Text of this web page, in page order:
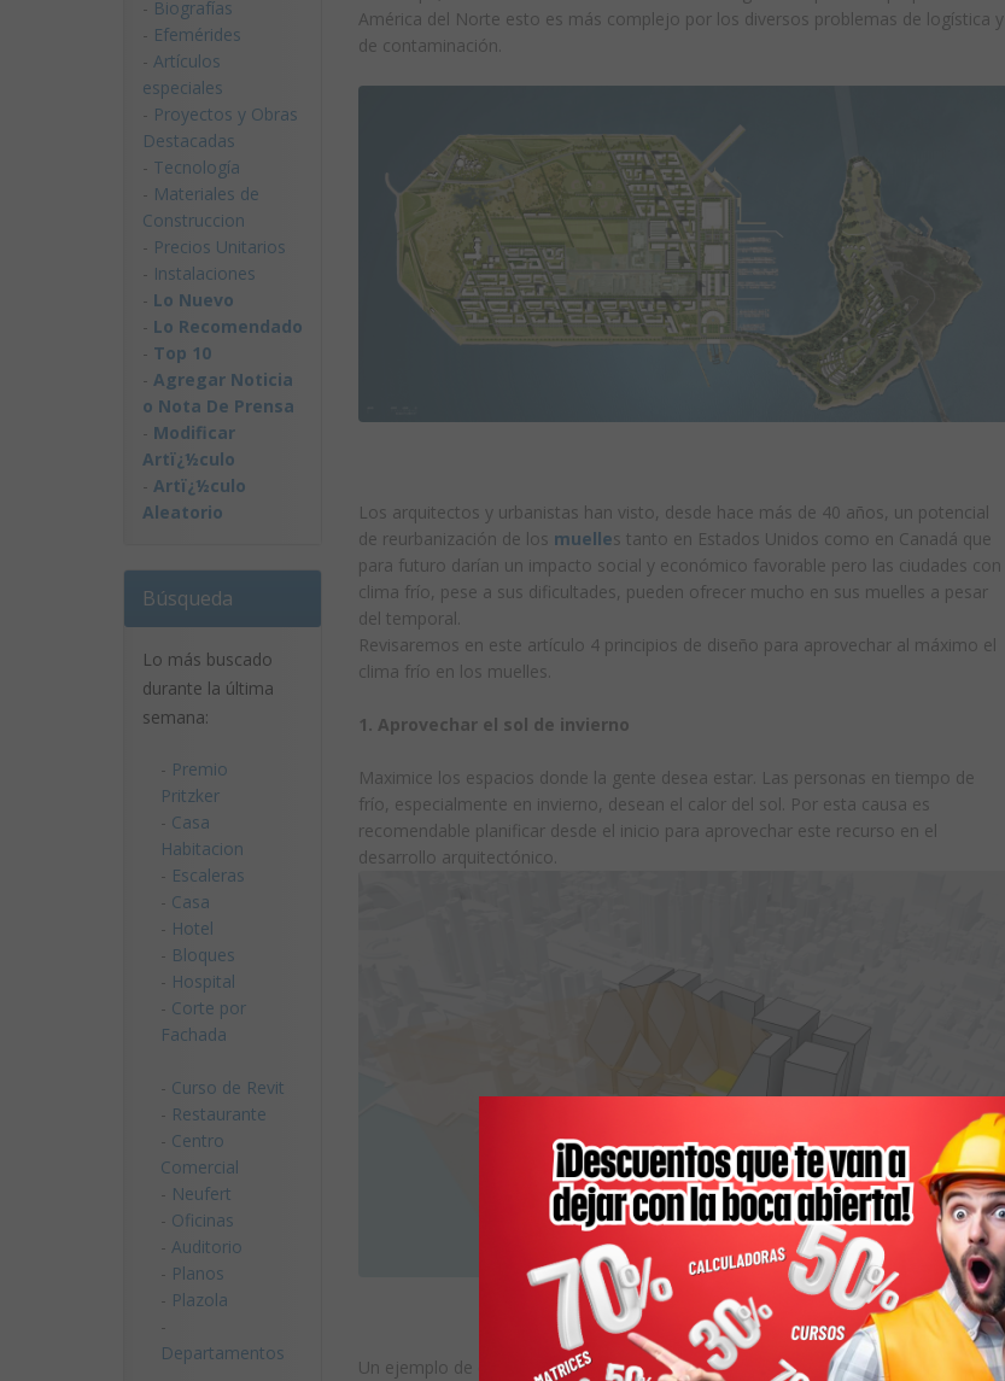
- Biografías
- Efemérides
- Artículos
especiales
- Proyectos y Obras
Destacadas
- Tecnología
- Materiales de
Construccion
- Precios Unitarios
- Instalaciones
- Lo Nuevo
- Lo Recomendado
- Top 10
- Agregar Noticia
o Nota De Prensa
- Modificar
Artï¿½culo
- Artï¿½culo
Aleatorio
Búsqueda
Lo más buscado
durante la última
semana:
- Premio
Pritzker
- Casa
Habitacion
- Escaleras
- Casa
- Hotel
- Bloques
- Hospital
- Corte por
Fachada
- Curso de Revit
- Restaurante
- Centro
Comercial
- Neufert
- Oficinas
- Auditorio
- Planos
- Plazola
-
Departamentos
América del Norte esto es más complejo por los diversos problemas de logística y
de contaminación.
Los arquitectos y urbanistas han visto, desde hace más de 40 años, un potencial
de reurbanización de los muelles tanto en Estados Unidos como en Canadá que
para futuro darían un impacto social y económico favorable pero las ciudades con
clima frío, pese a sus dificultades, pueden ofrecer mucho en sus muelles a pesar
del temporal.
Revisaremos en este artículo 4 principios de diseño para aprovechar al máximo el
clima frío en los muelles.
1. Aprovechar el sol de invierno
Maximice los espacios donde la gente desea estar. Las personas en tiempo de
frío, especialmente en invierno, desean el calor del sol. Por esta causa es
recomendable planificar desde el inicio para aprovechar este recurso en el
desarrollo arquitectónico.
Un ejemplo de esto está en la ciudad de San Francisco donde se aprovecha la luz